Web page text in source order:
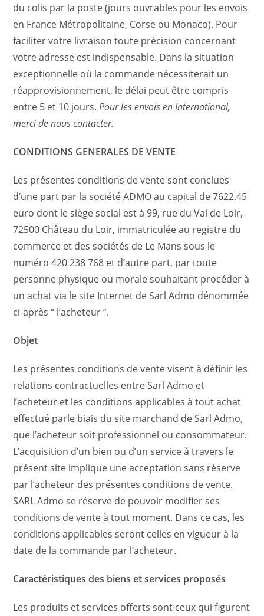
du colis par la poste (jours ouvrables pour les envois
en France Métropolitaine, Corse ou Monaco). Pour
faciliter votre livraison toute précision concernant
votre adresse est indispensable. Dans la situation
exceptionnelle où la commande nécessiterait un
réapprovisionnement, le délai peut être compris
entre 5 et 10 jours.Pour les envois en International,
merci de nous contacter.
CONDITIONS GENERALES DE VENTE
Les présentes conditions de vente sont conclues
d’une part par la société ADMO au capital de 7622.45
euro dont le siège social est à 99, rue du Val de Loir,
72500 Château du Loir, immatriculée au registre du
commerce et des sociétés de Le Mans sous le
numéro 420 238 768 et d’autre part, par toute
personne physique ou morale souhaitant procéder à
un achat via le site Internet de Sarl Admo dénommée
ci-après “ l’acheteur ”.
Objet
Les présentes conditions de vente visent à définir les
relations contractuelles entre Sarl Admo et
l’acheteur et les conditions applicables à tout achat
effectué parle biais du site marchand de Sarl Admo,
que l’acheteur soit professionnel ou consommateur.
L’acquisition d’un bien ou d’un service à travers le
présent site implique une acceptation sans réserve
par l’acheteur des présentes conditions de vente.
SARL Admo se réserve de pouvoir modifier ses
conditions de vente à tout moment. Dans ce cas, les
conditions applicables seront celles en vigueur à la
date de la commande par l’acheteur.
Caractéristiques des biens et services proposés
Les produits et services offerts sont ceux qui figurent